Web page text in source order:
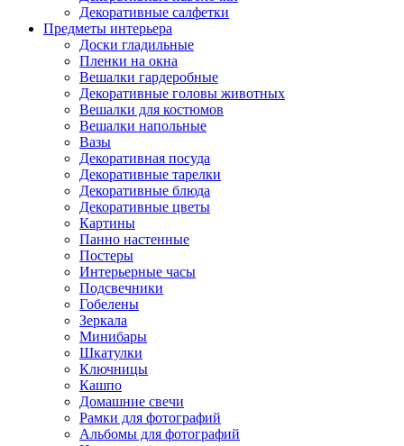
Декоративные салфетки
Предметы интерьера
Доски гладильные
Пленки на окна
Вешалки гардеробные
Декоративные головы животных
Вешалки для костюмов
Вешалки напольные
Вазы
Декоративная посуда
Декоративные тарелки
Декоративные блюда
Декоративные цветы
Картины
Панно настенные
Постеры
Интерьерные часы
Подсвечники
Гобелены
Зеркала
Минибары
Шкатулки
Ключницы
Кашпо
Домашние свечи
Рамки для фотографий
Альбомы для фотографий